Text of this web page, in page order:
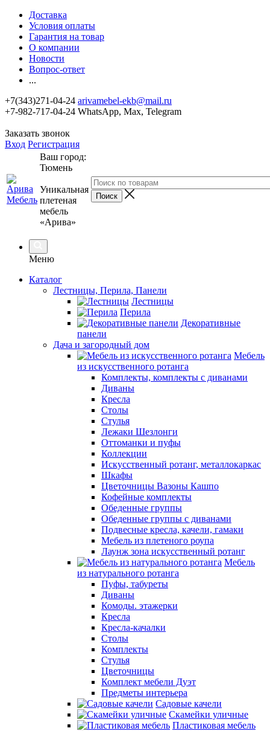
Доставка
Условия оплаты
Гарантия на товар
О компании
Новости
Вопрос-ответ
...
+7(343)271-04-24 arivamebel-ekb@mail.ru
+7-982-717-04-24 WhatsApp, Max, Telegram
Заказать звонок
Вход Регистрация
Ваш город:
Тюмень
Уникальная
плетеная
мебель
«Арива»
Меню
Каталог
Лестницы, Перила, Панели
Лестницы
Перила
Декоративные
панели
Дача и загородный дом
Мебель
из искусственного ротанга
Комплекты, комплекты с диванами
Диваны
Кресла
Столы
Стулья
Лежаки Шезлонги
Оттоманки и пуфы
Коллекции
Искусственный ротанг, металлокаркас
Шкафы
Цветочницы Вазоны Кашпо
Кофейные комплекты
Обеденные группы
Обеденные группы с диванами
Подвесные кресла, качели, гамаки
Мебель из плетеного роупа
Лаунж зона искусственный ротанг
Мебель
из натурального ротанга
Пуфы, табуреты
Диваны
Комоды. этажерки
Кресла
Кресла-качалки
Столы
Комплекты
Стулья
Цветочницы
Комплект мебели Дуэт
Предметы интерьера
Садовые качели
Скамейки уличные
Пластиковая мебель